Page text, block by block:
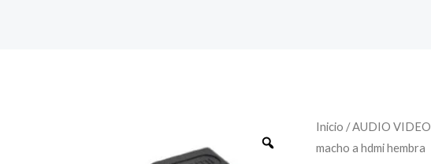
Inicio /AUDIO VIDEO
macho a hdmi hembra
adaptador
mini